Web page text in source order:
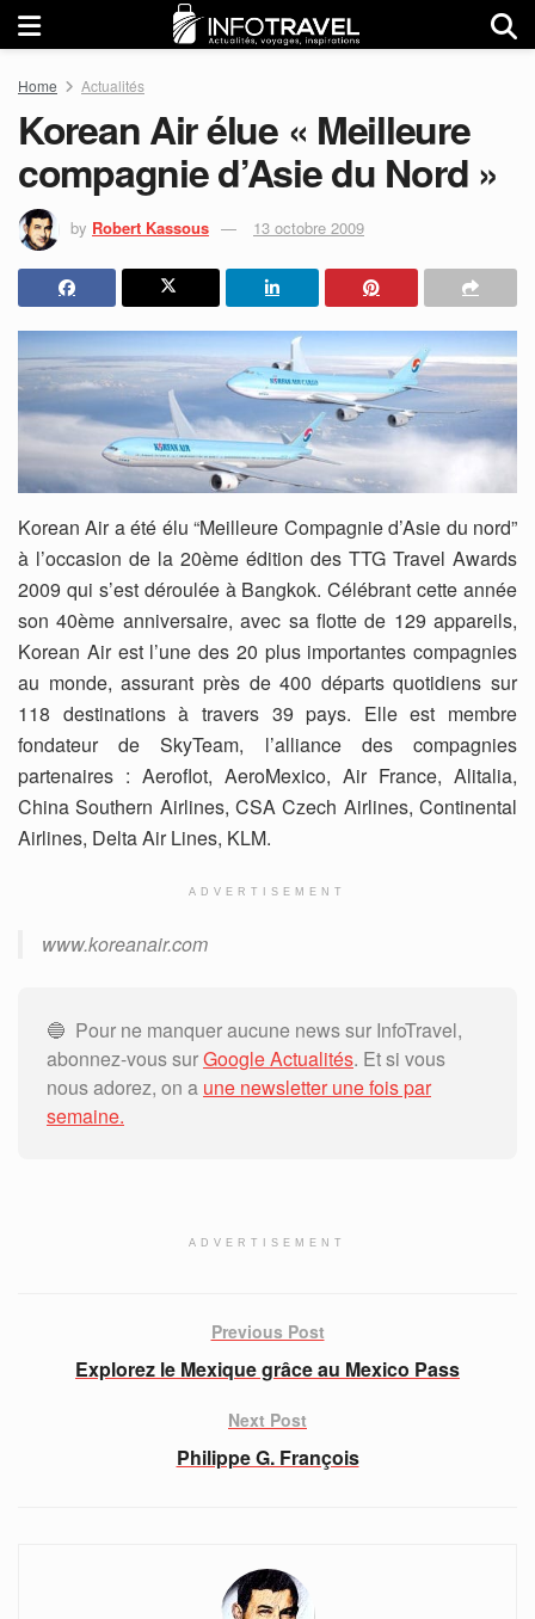
Home Actualités
Korean Air élue « Meilleure
compagnie d’Asie du Nord »
by Robert Kassous 13 octobre 2009
Korean Air a été élu “Meilleure Compagnie d’Asie du nord”
à l’occasion de la 20ème édition des TTG Travel Awards
2009 qui s’est déroulée à Bangkok. Célébrant cette année
son 40ème anniversaire, avec sa flotte de 129 appareils,
Korean Air est l’une des 20 plus importantes compagnies
au monde, assurant près de 400 départs quotidiens sur
118 destinations à travers 39 pays. Elle est membre
fondateur de SkyTeam, l’alliance des compagnies
partenaires : Aeroflot, AeroMexico, Air France, Alitalia,
China Southern Airlines, CSA Czech Airlines, Continental
Airlines, Delta Air Lines, KLM.
ADVERTISEMENT
www.koreanair.com
🔵 Pour ne manquer aucune news sur InfoTravel,
abonnez-vous surGoogle Actualités. Et si vous
nous adorez, on a une newsletter une fois par
semaine.
ADVERTISEMENT
Previous Post
Explorez le Mexique grâce au Mexico Pass
Next Post
Philippe G. François